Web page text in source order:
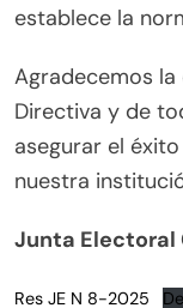
establece la
Agradecemos
Directiva y de
asegurar el
nuestra
Junta Electoral
Res JE N 8-2025